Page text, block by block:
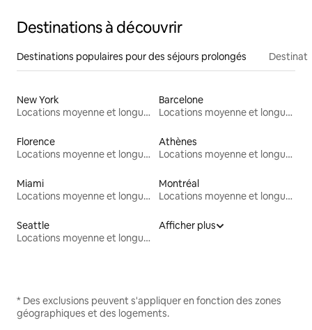
Destinations à découvrir
Destinations populaires pour des séjours prolongés
New York
Locations moyenne et longue durée
Barcelone
Locations moyenne et longue durée
Florence
Locations moyenne et longue durée
Athènes
Locations moyenne et longue durée
Miami
Locations moyenne et longue durée
Montréal
Locations moyenne et longue durée
Seattle
Locations moyenne et longue durée
Afficher plus
* Des exclusions peuvent s'appliquer en fonction des zones
géographiques et des logements.